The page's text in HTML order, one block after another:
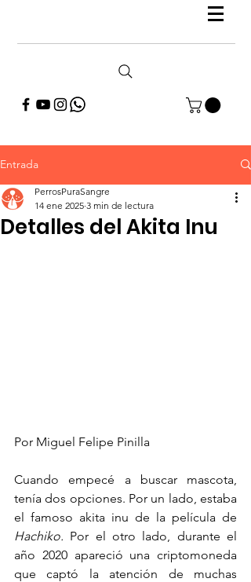
Entrada
Detalles del Akita Inu
PerrosPuraSangre
14 ene 2025 3 min de lectura
Por Miguel Felipe Pinilla
Cuando empecé a buscar mascota,
tenía dos opciones. Por un lado, estaba
Hachiko. Por el otro lado, durante el
año 2020 apareció una criptomoneda
que captó la atención de muchas